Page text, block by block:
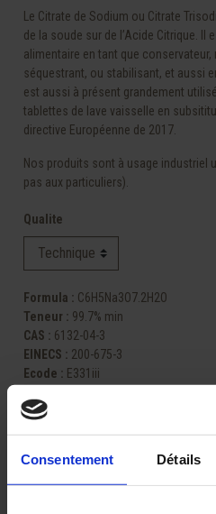
Consentement Détails
Le Citrate de Sodium ou Citrate
de la soude sur de l’Acide Citrique.
alimentaire en tant que conservateur,
séquestrant, ou stabilisant, et aussi
est aussi à présent grandement
tablettes de lave vaisselle en
directive Européenne de 2017.
Nos produits sont à usage industriel
pas aux particuliers).
Qualite
Formula : C6H5Na3O7.2H2O
Teneur : 99.7% min
CAS : 6132-04-3
EINECS : 200-675-3
Ecode : E331iii
Emballage